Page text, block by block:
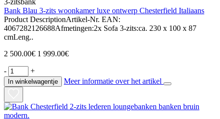
Bank Blau 3-zits woonkamer luxe ontwerp Chesterfield Italiaans
Product DescriptionArtikel-Nr. EAN:
4067282126688Afmetingen:2x Sofa 3-zits:ca. 230 x 100 x 87
cmLeng..
2 500.00€ 1 999.00€
- +
In winkelwagentje Meer informatie over het artikel